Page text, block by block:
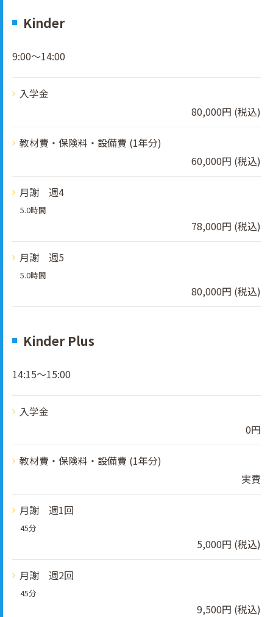
Kinder
9:00～14:00
入学金
80,000円 (税込)
教材費・保険料・設備費 (1年分)
60,000円 (税込)
月謝 週4
5.0時間
78,000円 (税込)
月謝 週5
5.0時間
80,000円 (税込)
Kinder Plus
14:15～15:00
入学金
0円
教材費・保険料・設備費 (1年分)
実費
月謝 週1回
45分
5,000円 (税込)
月謝 週2回
45分
9,500円 (税込)